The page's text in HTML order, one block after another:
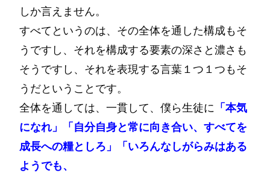
しか言えません。
すべてというのは、その全体を通した構成もそ
うですし、それを構成する要素の深さと濃さも
そうですし、それを表現する言葉１つ１つもそ
うだということです。
全体を通しては、一貫して、僕ら生徒に 「本気
になれ」「自分自身と常に向き合い、すべてを
成長への糧としろ」「いろんなしがらみはある
ようでも、